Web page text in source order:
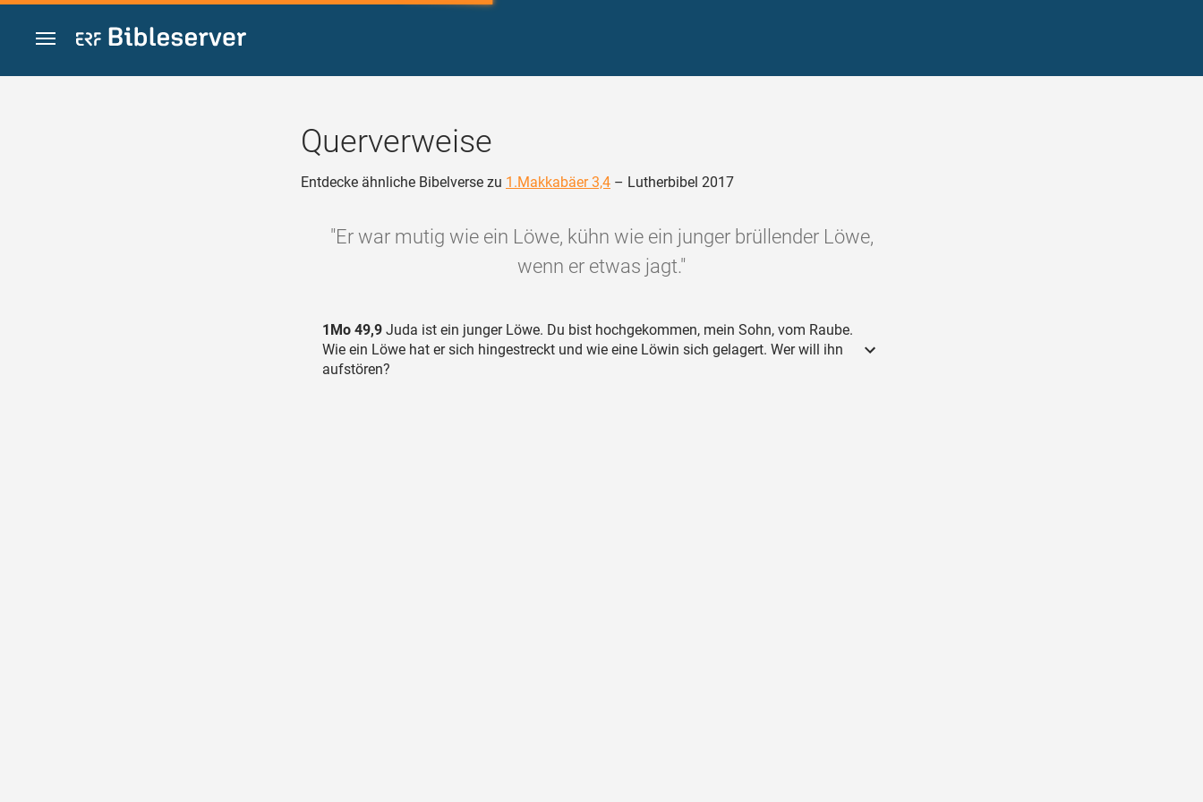
Zum Inhalt springen
Querverweise
Entdecke ähnliche Bibelverse zu 1.Makkabäer 3,4 – Lutherbibel 2017
"Er war mutig wie ein Löwe, kühn wie ein junger brüllender Löwe,
wenn er etwas jagt."
1Mo 49,9 Juda ist ein junger Löwe. Du bist hochgekommen, mein Sohn, vom Raube.
Wie ein Löwe hat er sich hingestreckt und wie eine Löwin sich gelagert. Wer will ihn
aufstören?